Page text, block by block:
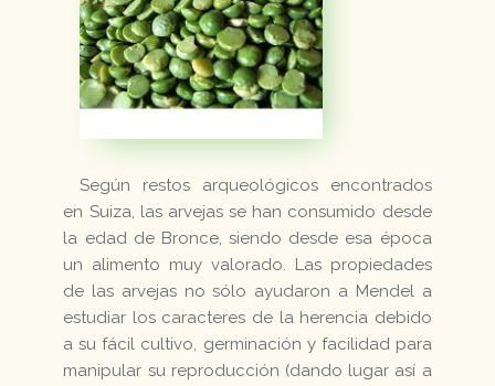
Según restos arqueológicos encontrados
en Suiza, las arvejas se han consumido desde
la edad de Bronce, siendo desde esa época
un alimento muy valorado. Las propiedades
de las arvejas no sólo ayudaron a Mendel a
estudiar los caracteres de la herencia debido
a su fácil cultivo, germinación y facilidad para
manipular su reproducción (dando lugar así a